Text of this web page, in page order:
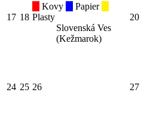
17 18
Kovy
Papier
Plasty
Slovenská Ves
(Kežmarok)
20
24 25 26 27